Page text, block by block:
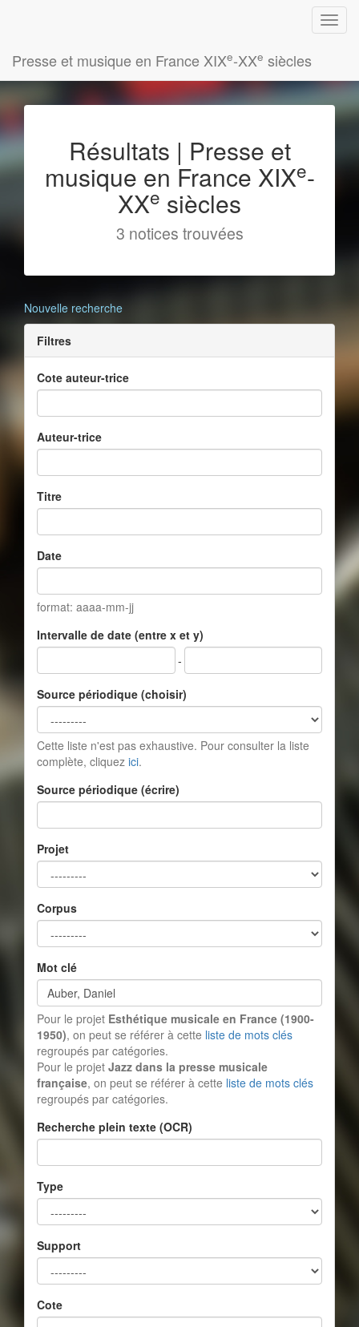
Presse et musique en France XIXe-XXe siècles
Résultats | Presse et
musique en France XIXe-
XXe siècles
3 notices trouvées
Nouvelle recherche
Filtres
Cote auteur-trice
Auteur-trice
Titre
Date
format: aaaa-mm-jj
Intervalle de date (entre x et y)
-
Source périodique (choisir)
Cette liste n'est pas exhaustive. Pour consulter la liste
complète, cliquez ici.
Source périodique (écrire)
Projet
Corpus
Mot clé
Pour le projet Esthétique musicale en France (1900-
1950), on peut se référer à cette liste de mots clés
regroupés par catégories.
Pour le projet Jazz dans la presse musicale
française, on peut se référer à cette liste de mots clés
regroupés par catégories.
Recherche plein texte (OCR)
Type
Support
Cote